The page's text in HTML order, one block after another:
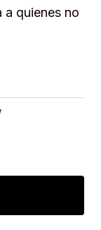
a quienes no